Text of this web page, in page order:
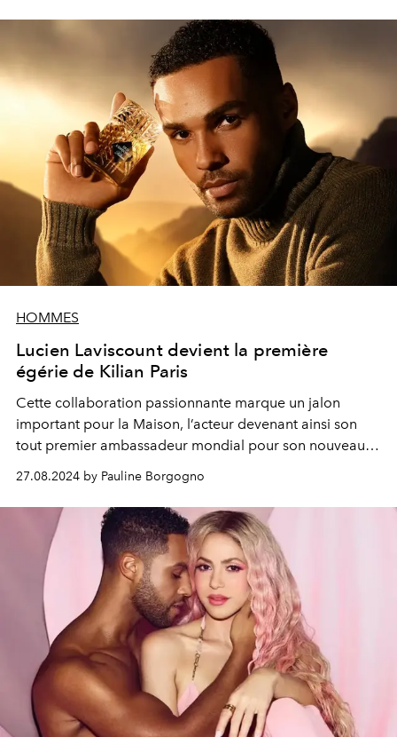
HOMMES
Lucien Laviscount devient la première
égérie de Kilian Paris
Cette collaboration passionnante marque un jalon
important pour la Maison, l’acteur devenant ainsi son
tout premier ambassadeur mondial pour son nouveau
27.08.2024 by Pauline Borgogno